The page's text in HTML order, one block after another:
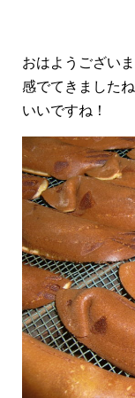
おはようござい
感でてきました
いいですね！